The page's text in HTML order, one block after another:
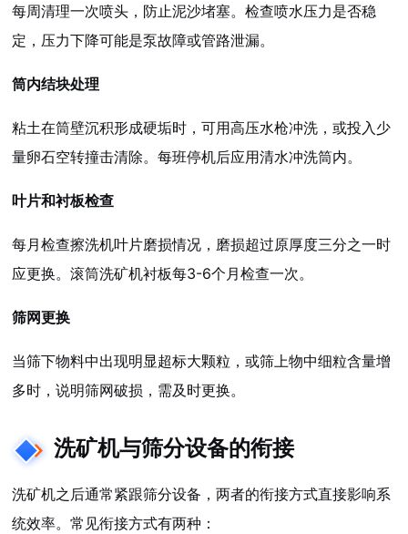
每周清理一次喷头，防止泥沙堵塞。检查喷水压力是否稳
定，压力下降可能是泵故障或管路泄漏。
筒内结块处理
粘土在筒壁沉积形成硬垢时，可用高压水枪冲洗，或投入少
量卵石空转撞击清除。每班停机后应用清水冲洗筒内。
叶片和衬板检查
每月检查擦洗机叶片磨损情况，磨损超过原厚度三分之一时
应更换。滚筒洗矿机衬板每3-6个月检查一次。
筛网更换
当筛下物料中出现明显超标大颗粒，或筛上物中细粒含量增
多时，说明筛网破损，需及时更换。
洗矿机与筛分设备的衔接
洗矿机之后通常紧跟筛分设备，两者的衔接方式直接影响系
统效率。常见衔接方式有两种：